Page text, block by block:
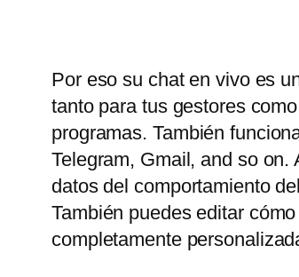
Por eso su chat en vivo es
tanto para tus gestores
programas. También
Telegram, Gmail, and so
datos del comportamiento
También puedes editar
completamente